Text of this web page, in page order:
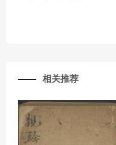
相关推荐